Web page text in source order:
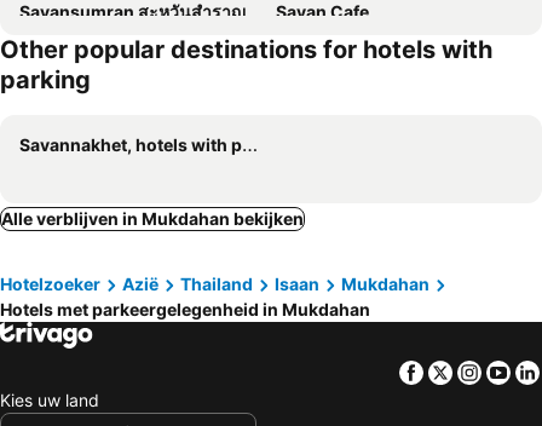
Savansumran สะหวันสำราญ
Savan Cafe
Savan Itecc Hotel
Other popular destinations for hotels with
parking
Savannakhet, hotels with parking
Alle verblijven in Mukdahan bekijken
Hotelzoeker Azië Thailand Isaan
Mukdahan
Hotels met parkeergelegenheid in Mukdahan
Facebook
Twitter
Kies uw land